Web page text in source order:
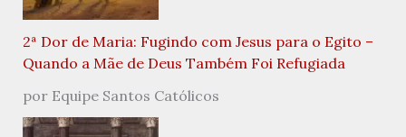
2ª Dor de Maria: Fugindo com Jesus para o Egito –
Quando a Mãe de Deus Também Foi Refugiada
por Equipe Santos Católicos